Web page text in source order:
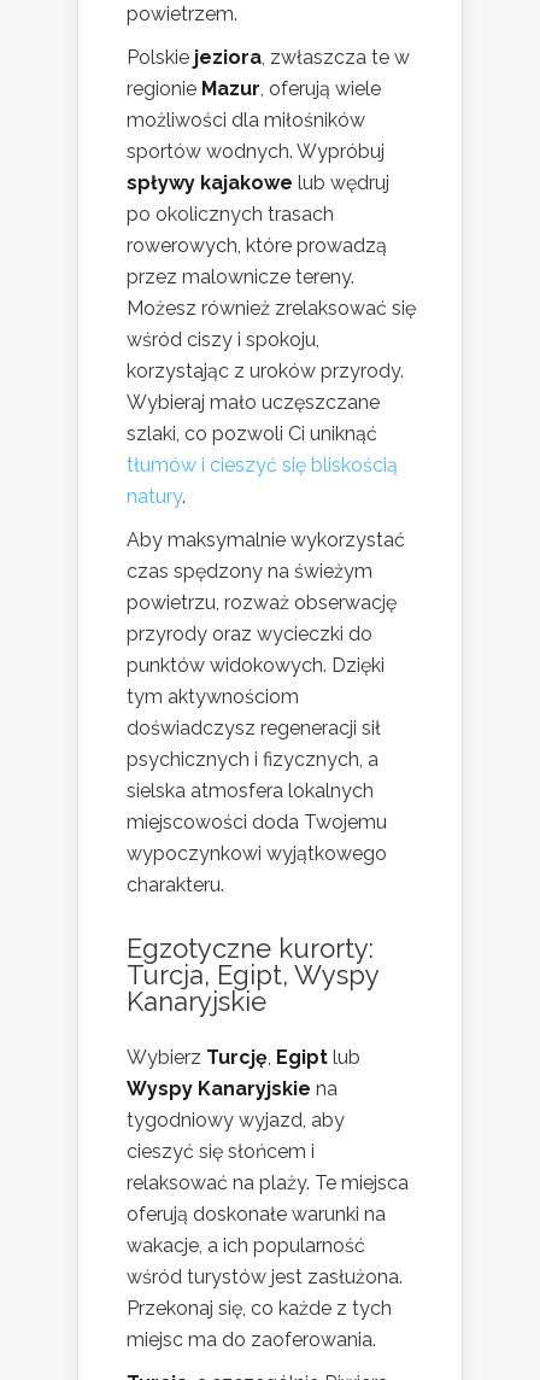
powietrzem.
Polskie jeziora , zwłaszcza te w
regionie Mazur , oferują wiele
możliwości dla miłośników
sportów wodnych. Wypróbuj
spływy kajakowe lub wędruj
po okolicznych trasach
rowerowych, które prowadzą
przez malownicze tereny.
Możesz również zrelaksować się
wśród ciszy i spokoju,
korzystając z uroków przyrody.
Wybieraj mało uczęszczane
szlaki, co pozwoli Ci uniknąć
tłumów i cieszyć się bliskością
natury.
Aby maksymalnie wykorzystać
czas spędzony na świeżym
powietrzu, rozważ obserwację
przyrody oraz wycieczki do
punktów widokowych. Dzięki
tym aktywnościom
doświadczysz regeneracji sił
psychicznych i fizycznych, a
sielska atmosfera lokalnych
miejscowości doda Twojemu
wypoczynkowi wyjątkowego
charakteru.
Egzotyczne kurorty:
Turcja, Egipt, Wyspy
Kanaryjskie
Wybierz Turcję Egipt lub
Wyspy Kanaryjskie na
tygodniowy wyjazd, aby
cieszyć się słońcem i
relaksować na plaży. Te miejsca
oferują doskonałe warunki na
wakacje, a ich popularność
wśród turystów jest zasłużona.
Przekonaj się, co każde z tych
miejsc ma do zaoferowania.